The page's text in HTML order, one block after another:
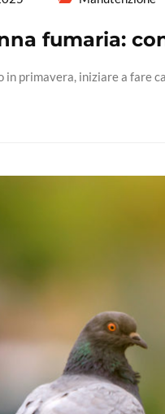
fumaria:
in primavera, iniziare a fare